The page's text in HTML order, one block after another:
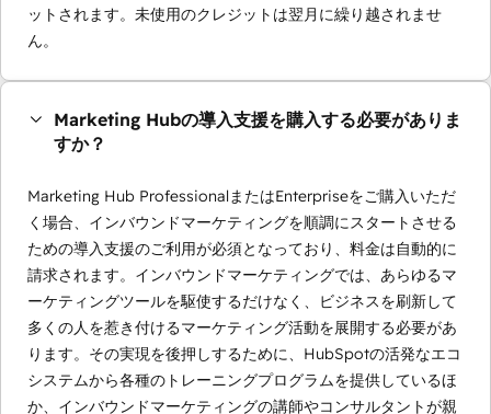
ットされます。未使用のクレジットは翌月に繰り越されませ
ん。
Marketing Hubの導入支援を購入する必要がありま
すか？
Marketing Hub ProfessionalまたはEnterpriseをご購入いただ
く場合、インバウンドマーケティングを順調にスタートさせる
ための導入支援のご利用が必須となっており、料金は自動的に
請求されます。インバウンドマーケティングでは、あらゆるマ
ーケティングツールを駆使するだけなく、ビジネスを刷新して
多くの人を惹き付けるマーケティング活動を展開する必要があ
ります。その実現を後押しするために、HubSpotの活発なエコ
システムから各種のトレーニングプログラムを提供しているほ
か、インバウンドマーケティングの講師やコンサルタントが親